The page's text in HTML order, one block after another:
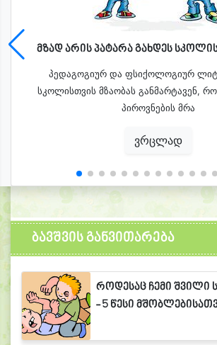
მზად არის პატარა გახდეს
პედაგოგიურ და ფსიქოლოგიურ
სკოლისთვის მზაობას განმარტავენ,
პიროვნების მრა
ვრცლად
ბავშვის განვითარება
როდესაც ჩემი შვილი
- 5 წესი